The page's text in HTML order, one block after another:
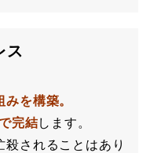
ス
を構築。
完結します。
されることはあり